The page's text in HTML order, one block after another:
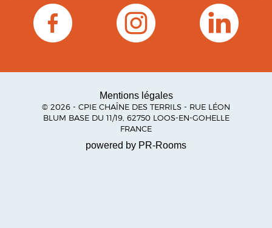
Mentions légales
© 2026 - CPIE CHAÎNE DES TERRILS - RUE LÉON
BLUM BASE DU 11/19, 62750 LOOS-EN-GOHELLE
FRANCE
powered by PR-Rooms